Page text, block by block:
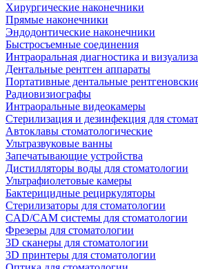
Хирургические наконечники
Прямые наконечники
Эндодонтические наконечники
Быстросъемные соединения
Интраоральная диагностика и
Дентальные рентген аппараты
Портативные дентальные
Радиовизиографы
Интраоральные видеокамеры
Стерилизация и дезинфекция для
Автоклавы стоматологические
Ультразвуковые ванны
Запечатывающие устройства
Дистилляторы воды для стоматологии
Ультрафиолетовые камеры
Бактерицидные рециркуляторы
Стерилизаторы для стоматологии
CAD/CAM системы для стоматологии
Фрезеры для стоматологии
3D cканеры для стоматологии
3D принтеры для стоматологии